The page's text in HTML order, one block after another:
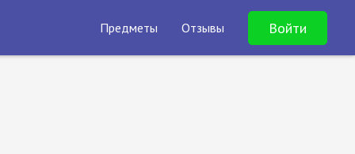
Предметы Отзывы Войти